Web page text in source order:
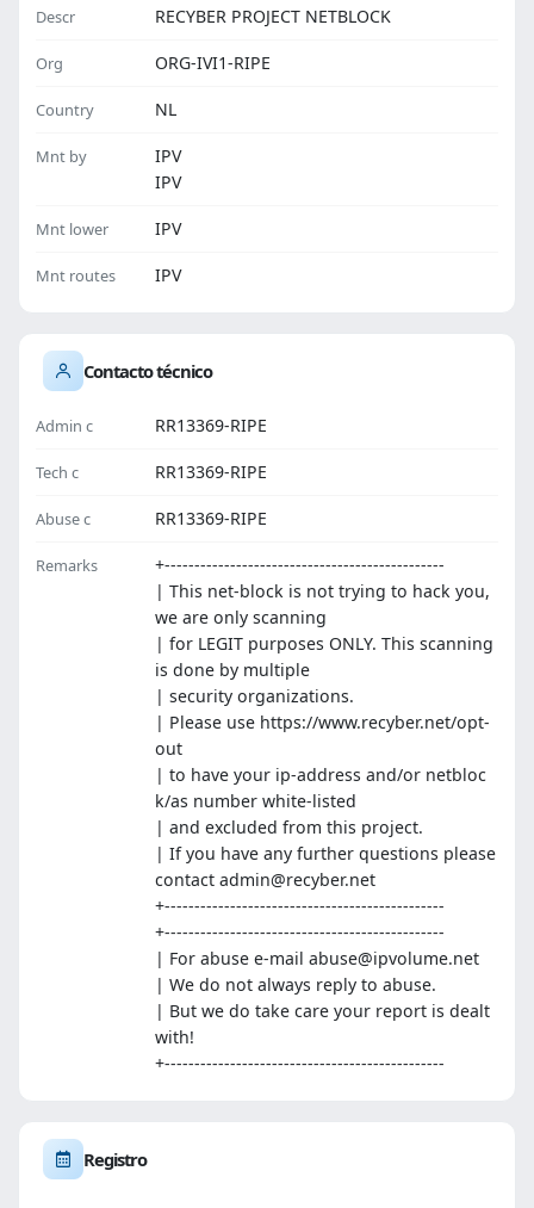
Descr RECYBER PROJECT NETBLOCK
Org ORG-IVI1-RIPE
Country NL
Mnt by
IPV
IPV
Mnt lower IPV
Mnt routes IPV
Contacto técnico
Admin c RR13369-RIPE
Tech c RR13369-RIPE
Abuse c RR13369-RIPE
Remarks
+-----------------------------------------------
| This net-block is not trying to hack you,
we are only scanning
| for LEGIT purposes ONLY. This scanning
is done by multiple
| security organizations.
| Please use https://www.recyber.net/opt-
out
| to have your ip-address and/or netbloc
k/as number white-listed
| and excluded from this project.
| If you have any further questions please
contact admin@recyber.net
+-----------------------------------------------
+-----------------------------------------------
| For abuse e-mail abuse@ipvolume.net
| We do not always reply to abuse.
| But we do take care your report is dealt
with!
+-----------------------------------------------
Registro